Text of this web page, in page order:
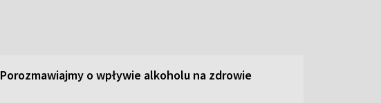
Porozmawiajmy o wpływie alkoholu na zdrowie